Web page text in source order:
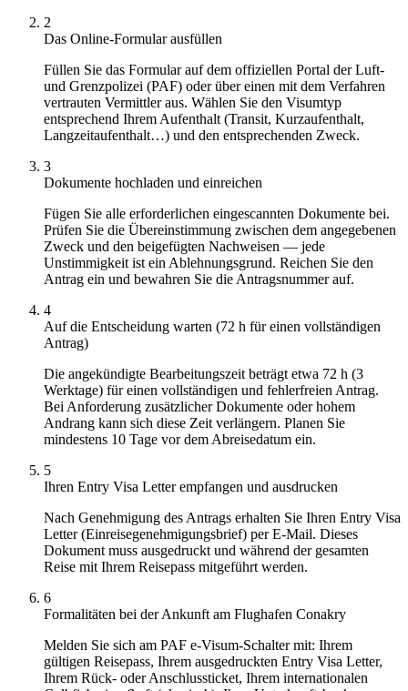
2
Das Online-Formular ausfüllen
Füllen Sie das Formular auf dem offiziellen Portal der Luft-
und Grenzpolizei (PAF) oder über einen mit dem Verfahren
vertrauten Vermittler aus. Wählen Sie den Visumtyp
entsprechend Ihrem Aufenthalt (Transit, Kurzaufenthalt,
Langzeitaufenthalt…) und den entsprechenden Zweck.
3
Dokumente hochladen und einreichen
Fügen Sie alle erforderlichen eingescannten Dokumente bei.
Prüfen Sie die Übereinstimmung zwischen dem angegebenen
Zweck und den beigefügten Nachweisen — jede
Unstimmigkeit ist ein Ablehnungsgrund. Reichen Sie den
Antrag ein und bewahren Sie die Antragsnummer auf.
4
Auf die Entscheidung warten (72 h für einen vollständigen
Antrag)
Die angekündigte Bearbeitungszeit beträgt etwa 72 h (3
Werktage) für einen vollständigen und fehlerfreien Antrag.
Bei Anforderung zusätzlicher Dokumente oder hohem
Andrang kann sich diese Zeit verlängern. Planen Sie
mindestens 10 Tage vor dem Abreisedatum ein.
5
Ihren Entry Visa Letter empfangen und ausdrucken
Nach Genehmigung des Antrags erhalten Sie Ihren Entry Visa
Letter (Einreisegenehmigungsbrief) per E-Mail. Dieses
Dokument muss ausgedruckt und während der gesamten
Reise mit Ihrem Reisepass mitgeführt werden.
6
Formalitäten bei der Ankunft am Flughafen Conakry
Melden Sie sich am PAF e-Visum-Schalter mit: Ihrem
gültigen Reisepass, Ihrem ausgedruckten Entry Visa Letter,
Ihrem Rück- oder Anschlussticket, Ihrem internationalen